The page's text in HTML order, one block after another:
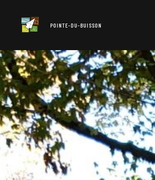
POINTE-DU-BUISSON